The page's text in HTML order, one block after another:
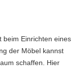
beim Einrichten eines
der Möbel kannst
schaffen. Hier